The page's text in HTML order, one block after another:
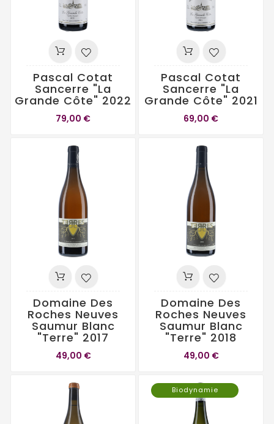
Pascal Cotat
Sancerre "La
Grande Côte" 2022
79,00 €
Pascal Cotat
Sancerre "La
Grande Côte" 2021
69,00 €
Domaine Des
Roches Neuves
Saumur Blanc
"Terre" 2017
49,00 €
Domaine Des
Roches Neuves
Saumur Blanc
"Terre" 2018
49,00 €
Biodynamie